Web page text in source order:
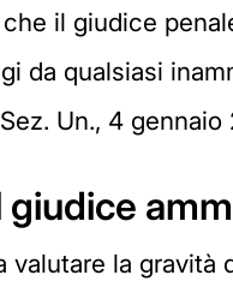
il giudice
da qualsiasi
Un., 4 gennaio
la gravità